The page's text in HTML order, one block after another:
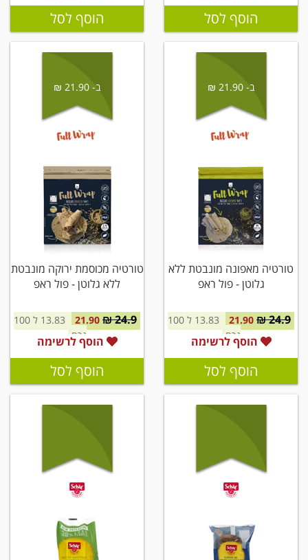
הוסף לסל הוסף לסל
ב- 21.90 ₪
טורטיה מאפונה מונבטת ללא
גלוטן - פול ראפ
24.9 ₪
21.90
13.83 ל 100
גרם
הוסף לרשימה
הוסף לסל
ב- 21.90 ₪
טורטיה מכוסמת ירוקה מונבטת
ללא גלוטן - פול ראפ
24.9 ₪
21.90
13.83 ל 100
גרם
הוסף לרשימה
הוסף לסל